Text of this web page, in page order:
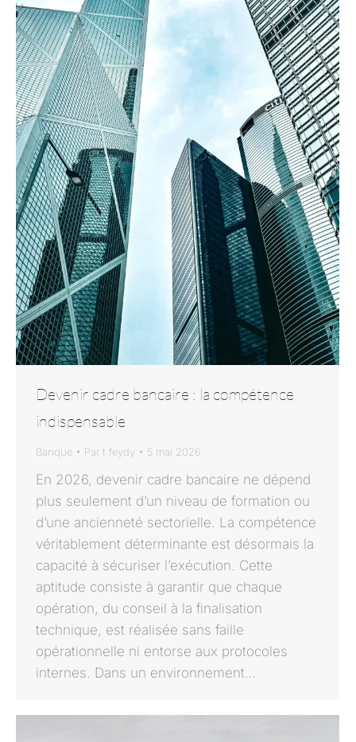
Devenir cadre bancaire : la compétence
indispensable
Banque Par t feydy 5 mai 2026
En 2026, devenir cadre bancaire ne dépend
plus seulement d’un niveau de formation ou
d’une ancienneté sectorielle. La compétence
véritablement déterminante est désormais la
capacité à sécuriser l’exécution. Cette
aptitude consiste à garantir que chaque
opération, du conseil à la finalisation
technique, est réalisée sans faille
opérationnelle ni entorse aux protocoles
internes. Dans un environnement…